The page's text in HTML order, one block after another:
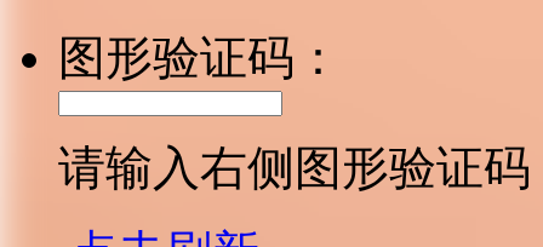
图形验证码：
请输入右侧图形验证码